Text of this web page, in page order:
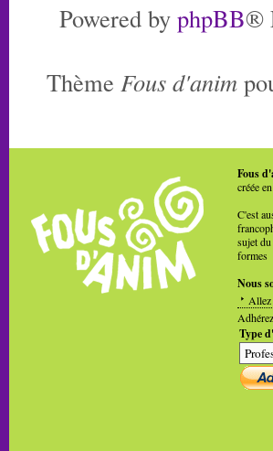
Powered by phpBB®
Thème Fous d'anim
Fous
créée
C'est
sujet
formes
Nous
Type